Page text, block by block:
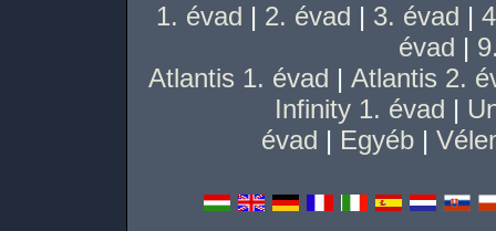
1. évad | 2. évad | 3. évad |
évad |
Atlantis 1. évad | Atlantis 2.
Infinity 1. évad |
évad | Egyéb|